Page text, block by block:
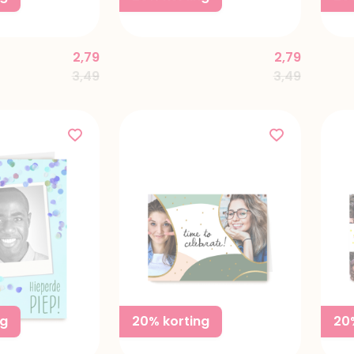
Price reduced from
3,49to
2,79
Price
3,49to
2,79
20% korting